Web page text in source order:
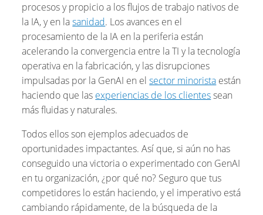
procesos y propicio a los flujos de trabajo nativos de
la IA, y en lasanidad. Los avances en el
procesamiento de la IA en la periferia están
acelerando la convergencia entre la TI y la tecnología
operativa en la fabricación, y las disrupciones
impulsadas por la GenAI en elsector minorista están
haciendo que las experiencias de los clientessean
más fluidas y naturales.
Todos ellos son ejemplos adecuados de
oportunidades impactantes. Así que, si aún no has
conseguido una victoria o experimentado con GenAI
en tu organización, ¿por qué no? Seguro que tus
competidores lo están haciendo, y el imperativo está
cambiando rápidamente, de la búsqueda de la